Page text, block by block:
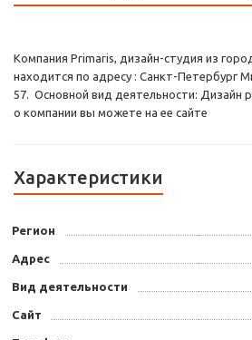
Компания Primaris, дизайн-студия из
находится по адресу : Санкт-Петербург
57. Основной вид деятельности: Дизайн
о компании вы можете на ее сайте
Характеристики
Регион
Адрес
Вид деятельности
Сайт